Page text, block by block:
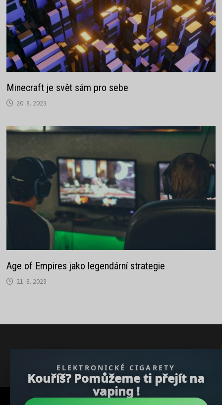
Minecraft je svět sám pro sebe
20. 8. 2023
Age of Empires jako legendární strategie
21. 8. 2023
ELEKTRONICKÉ CIGARETY
Kouříš? Pomůžeme ti přejít na
vaping !